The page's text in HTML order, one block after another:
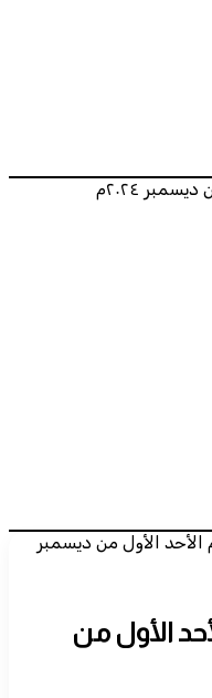
٢٠٢٤م
الأحد الأول من ديسمبر
الأول من